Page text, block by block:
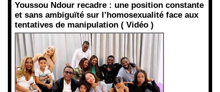
Youssou Ndour recadre : une position constante
et sans ambiguïté sur l’homosexualité face aux
tentatives de manipulation ( Vidéo )